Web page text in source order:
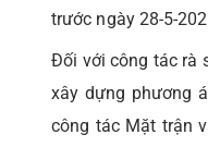
trước ngày 28-5-
Đối với công tác rà
xây dựng phương
công tác Mặt trận